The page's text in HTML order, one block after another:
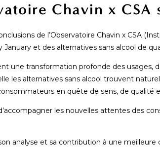
Chavin x
de l’Observatoire Chavin x CSA
et des alternatives sans alcool de
une transformation profonde des usages,
les alternatives sans alcool trouvent
en quête de sens, de qualité
les nouvelles attentes des
analyse et sa contribution à une